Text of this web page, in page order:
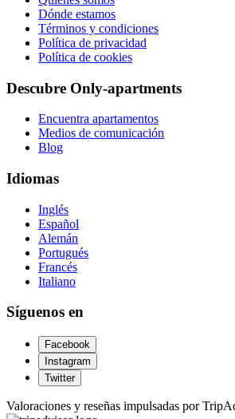
Dónde estamos
Términos y condiciones
Política de privacidad
Política de cookies
Descubre Only-apartments
Encuentra apartamentos
Medios de comunicación
Blog
Idiomas
Inglés
Español
Alemán
Portugués
Francés
Italiano
Síguenos en
Facebook
Instagram
Twitter
Valoraciones y reseñas impulsadas por